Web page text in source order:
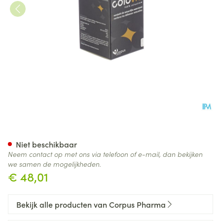
€ 48,01
Niet beschikbaar
Neem contact op met ons via telefoon of e-mail, dan bekijken
we samen de mogelijkheden.
Bekijk alle producten van Corpus Pharma